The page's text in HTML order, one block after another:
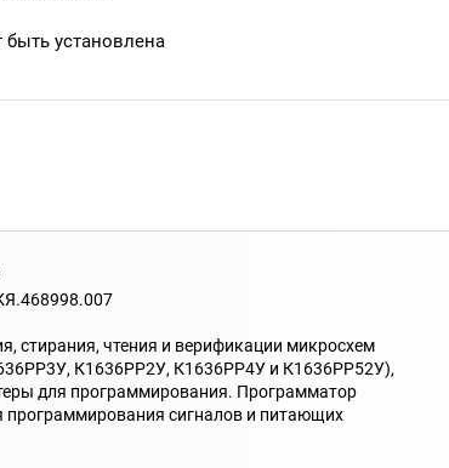
установлена
стирания, чтения и верификации микросхем
К1636РР2У, К1636РР4У и К1636РР52У),
для программирования. Программатор
сигналов и питающих